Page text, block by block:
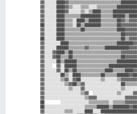
▓▓░░░░
▓▓░░░░░░░░░░░░░░░░░░▒▒▓▓
██